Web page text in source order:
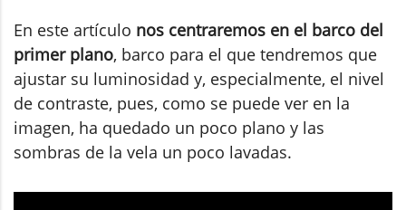
En este artículo nos centraremos en el barco del
primer plano, barco para el que tendremos que
ajustar su luminosidad y, especialmente, el nivel
de contraste, pues, como se puede ver en la
imagen, ha quedado un poco plano y las
sombras de la vela un poco lavadas.